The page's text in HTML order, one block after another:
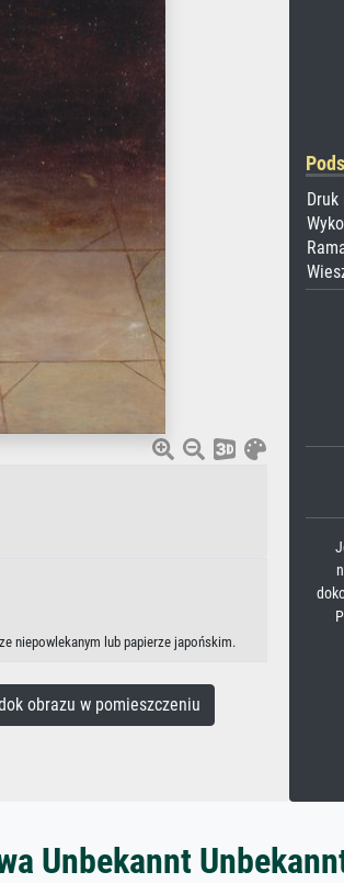
niepowlekanym lub papierze japońskim.
obrazu w pomieszczeniu
Unbekannt